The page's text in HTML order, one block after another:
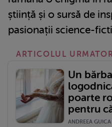
știință și o sursă de
pasionații science-
ARTICOLUL
Un
poarte
pentru
ANDREEA